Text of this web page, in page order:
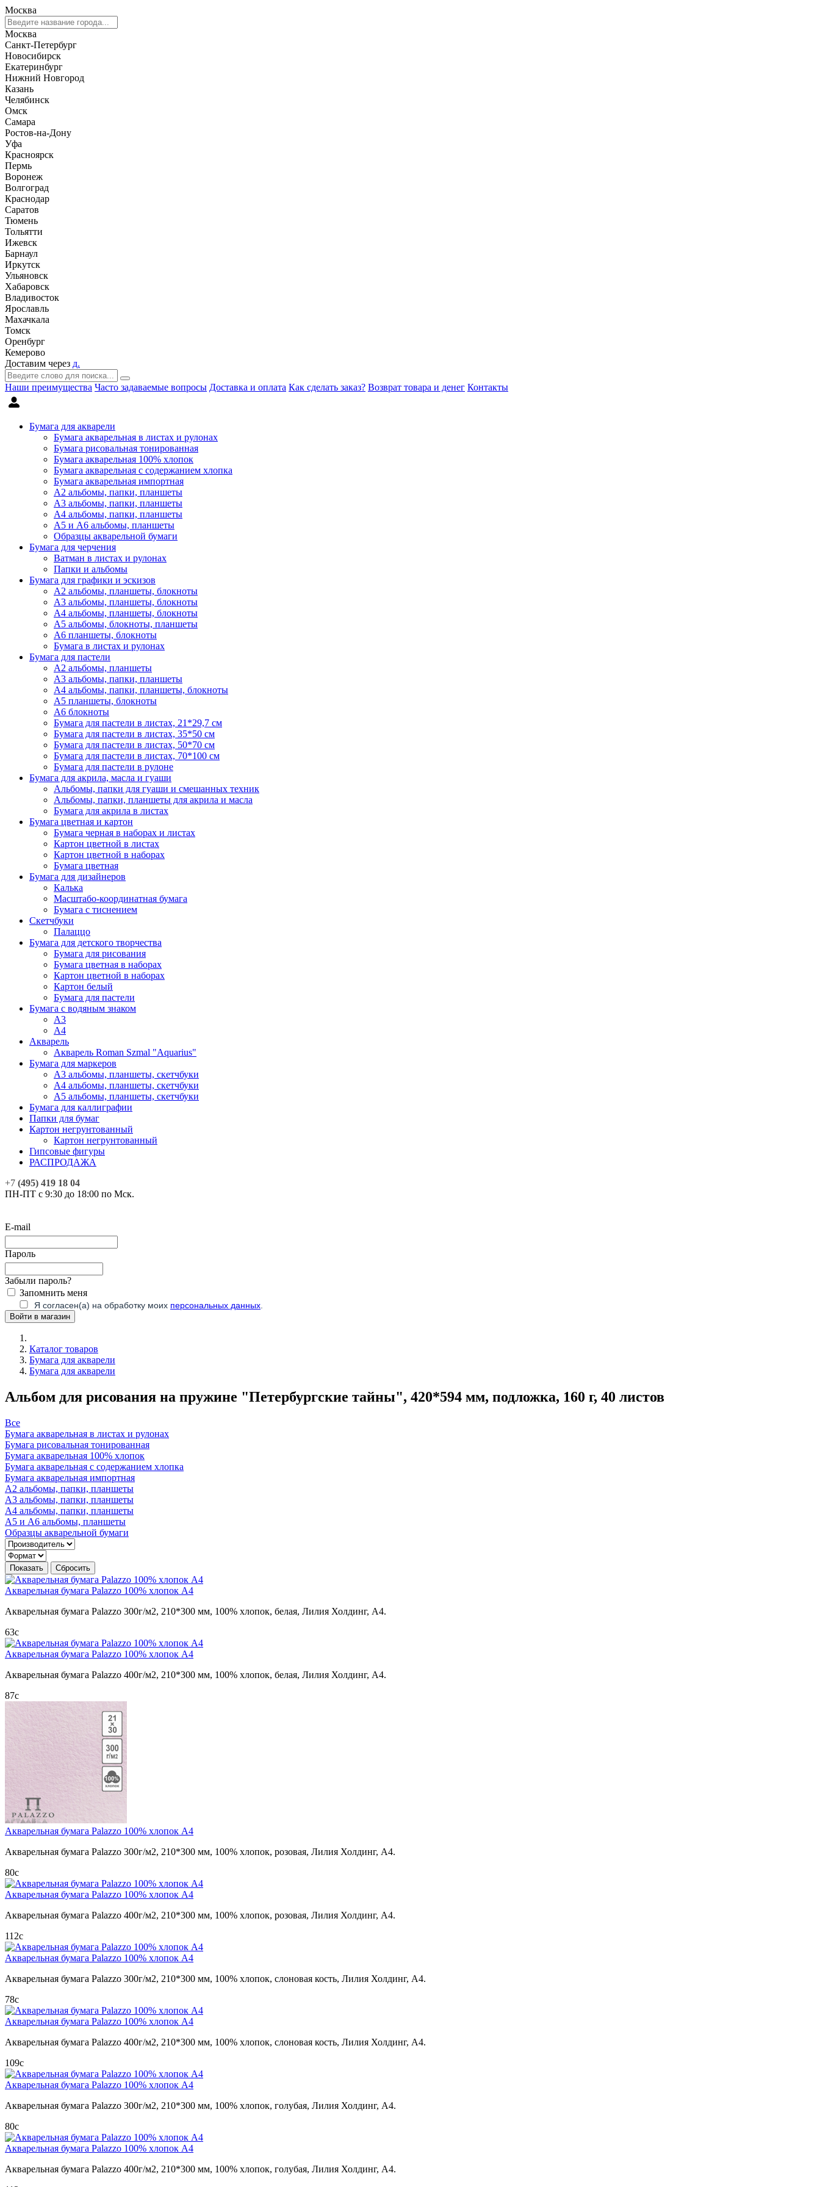
Москва
Москва
Санкт-Петербург
Новосибирск
Екатеринбург
Нижний Новгород
Казань
Челябинск
Омск
Самара
Ростов-на-Дону
Уфа
Красноярск
Пермь
Воронеж
Волгоград
Краснодар
Саратов
Тюмень
Тольятти
Ижевск
Барнаул
Иркутск
Ульяновск
Хабаровск
Владивосток
Ярославль
Махачкала
Томск
Оренбург
Кемерово
Доставим через д.
Наши преимущества Часто задаваемые вопросы Доставка и оплата Как сделать заказ? Возврат товара и денег Контакты
Бумага для акварели
Бумага акварельная в листах и рулонах
Бумага рисовальная тонированная
Бумага акварельная 100% хлопок
Бумага акварельная с содержанием хлопка
Бумага акварельная импортная
А2 альбомы, папки, планшеты
А3 альбомы, папки, планшеты
А4 альбомы, папки, планшеты
А5 и А6 альбомы, планшеты
Образцы акварельной бумаги
Бумага для черчения
Ватман в листах и рулонах
Папки и альбомы
Бумага для графики и эскизов
А2 альбомы, планшеты, блокноты
А3 альбомы, планшеты, блокноты
А4 альбомы, планшеты, блокноты
А5 альбомы, блокноты, планшеты
А6 планшеты, блокноты
Бумага в листах и рулонах
Бумага для пастели
А2 альбомы, планшеты
А3 альбомы, папки, планшеты
А4 альбомы, папки, планшеты, блокноты
А5 планшеты, блокноты
А6 блокноты
Бумага для пастели в листах, 21*29,7 см
Бумага для пастели в листах, 35*50 см
Бумага для пастели в листах, 50*70 см
Бумага для пастели в листах, 70*100 см
Бумага для пастели в рулоне
Бумага для акрила, масла и гуаши
Альбомы, папки для гуаши и смешанных техник
Альбомы, папки, планшеты для акрила и масла
Бумага для акрила в листах
Бумага цветная и картон
Бумага черная в наборах и листах
Картон цветной в листах
Картон цветной в наборах
Бумага цветная
Бумага для дизайнеров
Калька
Масштабо-координатная бумага
Бумага с тиснением
Скетчбуки
Палаццо
Бумага для детского творчества
Бумага для рисования
Бумага цветная в наборах
Картон цветной в наборах
Картон белый
Бумага для пастели
Бумага с водяным знаком
А3
А4
Акварель
Акварель Roman Szmal "Aquarius"
Бумага для маркеров
А3 альбомы, планшеты, скетчбуки
А4 альбомы, планшеты, скетчбуки
А5 альбомы, планшеты, скетчбуки
Бумага для каллиграфии
Папки для бумаг
Картон негрунтованный
Картон негрунтованный
Гипсовые фигуры
РАСПРОДАЖА
+7 (495) 419 18 04
ПН-ПТ с 9:30 до 18:00 по Мск.
E-mail
Пароль
Забыли пароль?
Запомнить меня
Я согласен(а) на обработку моих персональных данных
Каталог товаров
Бумага для акварели
Бумага для акварели
Альбом для рисования на пружине "Петербургские тайны", 420*594 мм, подложка, 160 г, 40 листов
Все
Бумага акварельная в листах и рулонах
Бумага рисовальная тонированная
Бумага акварельная 100% хлопок
Бумага акварельная с содержанием хлопка
Бумага акварельная импортная
А2 альбомы, папки, планшеты
А3 альбомы, папки, планшеты
А4 альбомы, папки, планшеты
А5 и А6 альбомы, планшеты
Образцы акварельной бумаги
Акварельная бумага Palazzo 100% хлопок А4
Акварельная бумага Palazzo 300г/м2, 210*300 мм, 100% хлопок, белая, Лилия Холдинг, А4.
63c
Акварельная бумага Palazzo 100% хлопок А4
Акварельная бумага Palazzo 400г/м2, 210*300 мм, 100% хлопок, белая, Лилия Холдинг, А4.
87c
Акварельная бумага Palazzo 100% хлопок А4
Акварельная бумага Palazzo 300г/м2, 210*300 мм, 100% хлопок, розовая, Лилия Холдинг, А4.
80c
Акварельная бумага Palazzo 100% хлопок А4
Акварельная бумага Palazzo 400г/м2, 210*300 мм, 100% хлопок, розовая, Лилия Холдинг, А4.
112c
Акварельная бумага Palazzo 100% хлопок А4
Акварельная бумага Palazzo 300г/м2, 210*300 мм, 100% хлопок, слоновая кость, Лилия Холдинг, А4.
78c
Акварельная бумага Palazzo 100% хлопок А4
Акварельная бумага Palazzo 400г/м2, 210*300 мм, 100% хлопок, слоновая кость, Лилия Холдинг, А4.
109c
Акварельная бумага Palazzo 100% хлопок А4
Акварельная бумага Palazzo 300г/м2, 210*300 мм, 100% хлопок, голубая, Лилия Холдинг, А4.
80c
Акварельная бумага Palazzo 100% хлопок А4
Акварельная бумага Palazzo 400г/м2, 210*300 мм, 100% хлопок, голубая, Лилия Холдинг, А4.